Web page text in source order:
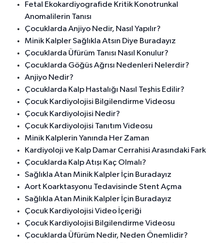
Fetal Ekokardiyografide Kritik Konotrunkal
Anomalilerin Tanısı
Çocuklarda Anjiyo Nedir, Nasıl Yapılır?
Minik Kalpler Sağlıkla Atsın Diye Buradayız
Çocuklarda Üfürüm Tanısı Nasıl Konulur?
Çocuklarda Göğüs Ağrısı Nedenleri Nelerdir?
Anjiyo Nedir?
Çocuklarda Kalp Hastalığı Nasıl Teşhis Edilir?
Çocuk Kardiyolojisi Bilgilendirme Videosu
Çocuk Kardiyolojisi Nedir?
Çocuk Kardiyolojisi Tanıtım Videosu
Minik Kalplerin Yanında Her Zaman
Kardiyoloji ve Kalp Damar Cerrahisi Arasındaki Fark
Çocuklarda Kalp Atışı Kaç Olmalı?
Sağlıkla Atan Minik Kalpler İçin Buradayız
Aort Koarktasyonu Tedavisinde Stent Açma
Sağlıkla Atan Minik Kalpler İçin Buradayız
Çocuk Kardiyolojisi Video İçeriği
Çocuk Kardiyolojisi Bilgilendirme Videosu
Çocuklarda Üfürüm Nedir, Neden Önemlidir?